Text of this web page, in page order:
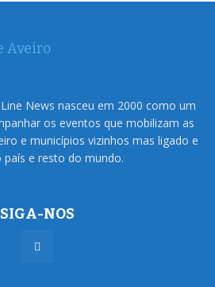
News nasceu em 2000 como um
os eventos que mobilizam as
e municípios vizinhos mas ligado e
e resto do mundo.
SIGA-NOS